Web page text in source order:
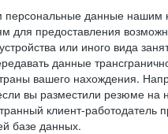
данные нашим
для предоставления
или иного вида
данные
вашего нахождения.
вы разместили резюме на
клиент-работодатель
базе данных.